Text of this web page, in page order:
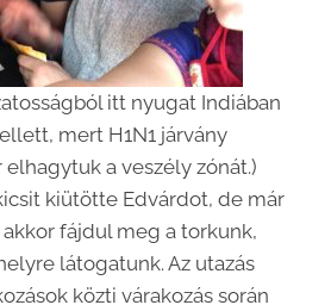
itt nyugat Indiában
mert H1N1 járvány
a veszély zónát.)
kiütötte Edvárdot, de már
fájdul meg a torkunk,
látogatunk. Az utazás
közti várakozás során